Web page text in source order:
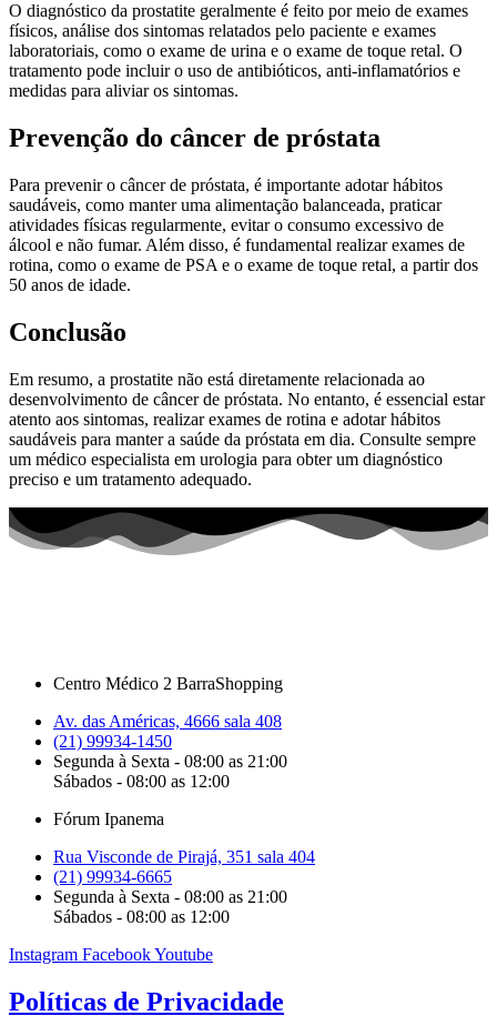
O diagnóstico da prostatite geralmente é feito por meio de exames
físicos, análise dos sintomas relatados pelo paciente e exames
laboratoriais, como o exame de urina e o exame de toque retal. O
tratamento pode incluir o uso de antibióticos, anti-inflamatórios e
medidas para aliviar os sintomas.
Prevenção do câncer de próstata
Para prevenir o câncer de próstata, é importante adotar hábitos
saudáveis, como manter uma alimentação balanceada, praticar
atividades físicas regularmente, evitar o consumo excessivo de
álcool e não fumar. Além disso, é fundamental realizar exames de
rotina, como o exame de PSA e o exame de toque retal, a partir dos
50 anos de idade.
Conclusão
Em resumo, a prostatite não está diretamente relacionada ao
desenvolvimento de câncer de próstata. No entanto, é essencial estar
atento aos sintomas, realizar exames de rotina e adotar hábitos
saudáveis para manter a saúde da próstata em dia. Consulte sempre
um médico especialista em urologia para obter um diagnóstico
preciso e um tratamento adequado.
Centro Médico 2 BarraShopping
Av. das Américas, 4666 sala 408
(21) 99934-1450
Segunda à Sexta - 08:00 as 21:00
Sábados - 08:00 as 12:00
Fórum Ipanema
Rua Visconde de Pirajá, 351 sala 404
(21) 99934-6665
Segunda à Sexta - 08:00 as 21:00
Sábados - 08:00 as 12:00
Instagram FacebookYoutube
Políticas de Privacidade